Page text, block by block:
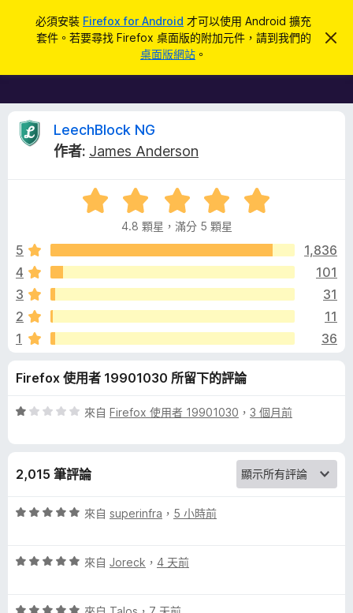
必須安裝 Firefox for Android 才可以使用 Android 擴充
套件。若要尋找 Firefox 桌面版的附加元件，請到我們的
桌面版網站 。
忽
通
F
i
e
x
覽
器
附
加
件
L
c
h
B
o
k
N
G
LeechBlock NG
作者: James Anderson
評
價
.
分
滿
5
4.8 顆星，滿分 5 顆星
5
1,836
4
101
3
31
2
11
1
36
Firefox 使用者 19901030 所留下的評論
評
，
分
來自 Firefox 使用者 19901030 ， 3 個月前
2,015 筆評論
評
分
來自 superinfra ， 5 小時前
評
來自 Joreck ， 4 天前
評